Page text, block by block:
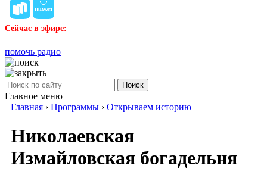
Сейчас в эфире:
помочь радио
Поиск
Главное меню
Главная › Программы › Открываем историю
Николаевская
Измайловская богадельня